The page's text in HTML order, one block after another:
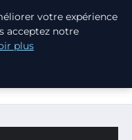
IMPORTANCE EN
votre expérience
acceptez notre
plus